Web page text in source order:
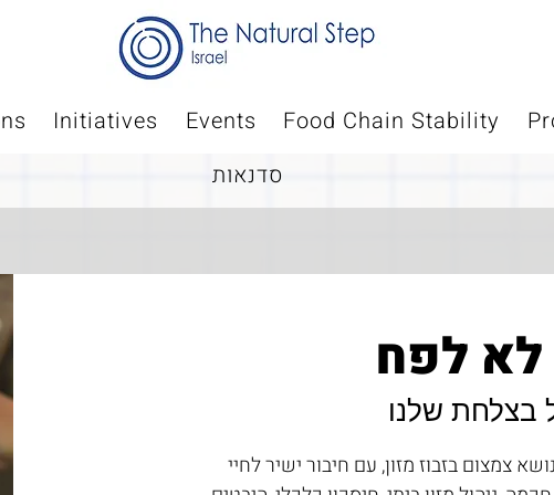
Initiatives Events Food Chain Stability
סדנאות
לפח
בצלחת שלנו
צמצום בזבוז מזון, עם חיבור ישיר לחיי